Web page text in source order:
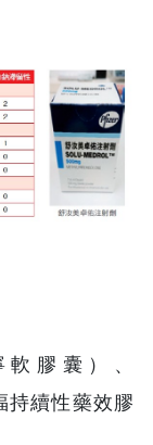
膠囊）、
持續性藥效膠